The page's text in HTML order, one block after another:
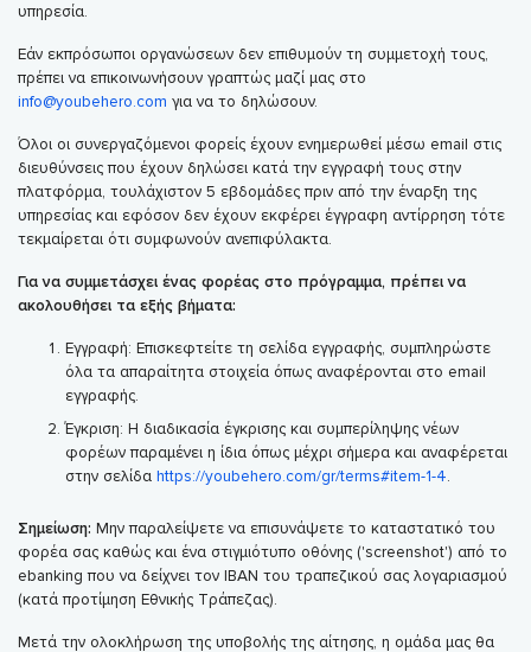
υπηρεσία.
Εάν εκπρόσωποι οργανώσεων δεν επιθυμούν τη συμμετοχή τους,
πρέπει να επικοινωνήσουν γραπτώς μαζί μας στο
info@youbehero.com για να το δηλώσουν.
Όλοι οι συνεργαζόμενοι φορείς έχουν ενημερωθεί μέσω email στις
διευθύνσεις που έχουν δηλώσει κατά την εγγραφή τους στην
πλατφόρμα, τουλάχιστον 5 εβδομάδες πριν από την έναρξη της
υπηρεσίας και εφόσον δεν έχουν εκφέρει έγγραφη αντίρρηση τότε
τεκμαίρεται ότι συμφωνούν ανεπιφύλακτα.
Για να συμμετάσχει ένας φορέας στο πρόγραμμα, πρέπει να
ακολουθήσει τα εξής βήματα:
Εγγραφή: Επισκεφτείτε τη σελίδα εγγραφής, συμπληρώστε
όλα τα απαραίτητα στοιχεία όπως αναφέρονται στο email
εγγραφής.
Έγκριση: Η διαδικασία έγκρισης και συμπερίληψης νέων
φορέων παραμένει η ίδια όπως μέχρι σήμερα και αναφέρεται
στην σελίδα https://youbehero.com/gr/terms#item-1-4.
Σημείωση: Μην παραλείψετε να επισυνάψετε το καταστατικό του
φορέα σας καθώς και ένα στιγμιότυπο οθόνης ('screenshot') από το
ebanking που να δείχνει τον IBAN του τραπεζικού σας λογαριασμού
(κατά προτίμηση Εθνικής Τράπεζας).
Μετά την ολοκλήρωση της υποβολής της αίτησης, η ομάδα μας θα